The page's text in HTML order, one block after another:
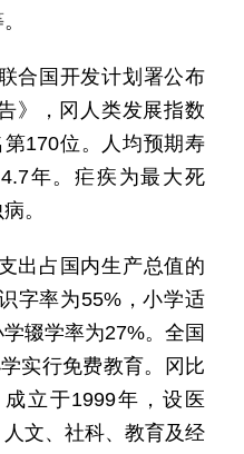
合国开发计划署公布
》，冈人类发展指数
170位。人均预期寿
年。疟疾为最大死
。
出占国内生产总值的
字率为55%，小学适
辍学率为27%。全国
实行免费教育。冈比
立于1999年，设医
文、社科、教育及经